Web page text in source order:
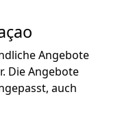
Angebote
Die Angebote
auch